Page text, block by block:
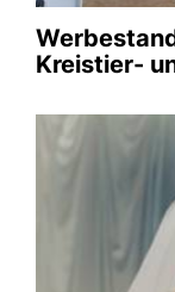
Kreistier-
Galerie